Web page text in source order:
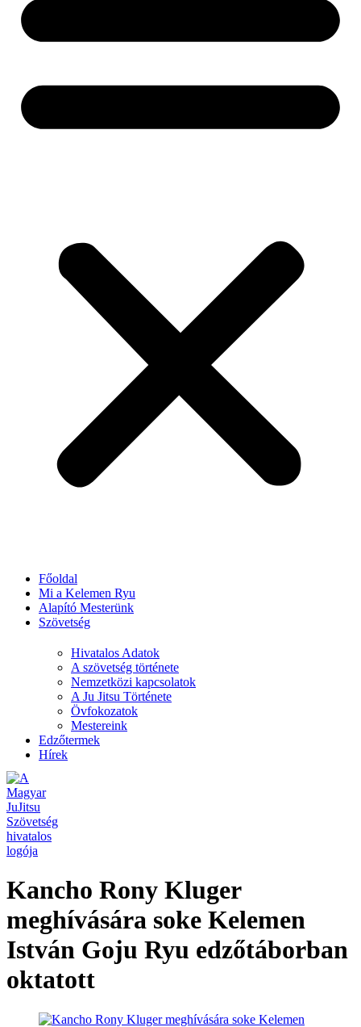
Főoldal
Mi a Kelemen Ryu
Alapító Mesterünk
Szövetség
Hivatalos Adatok
A szövetség története
Nemzetközi kapcsolatok
A Ju Jitsu Története
Övfokozatok
Mestereink
Edzőtermek
Hírek
Kancho Rony Kluger
meghívására soke Kelemen
István Goju Ryu edzőtáborban
oktatott